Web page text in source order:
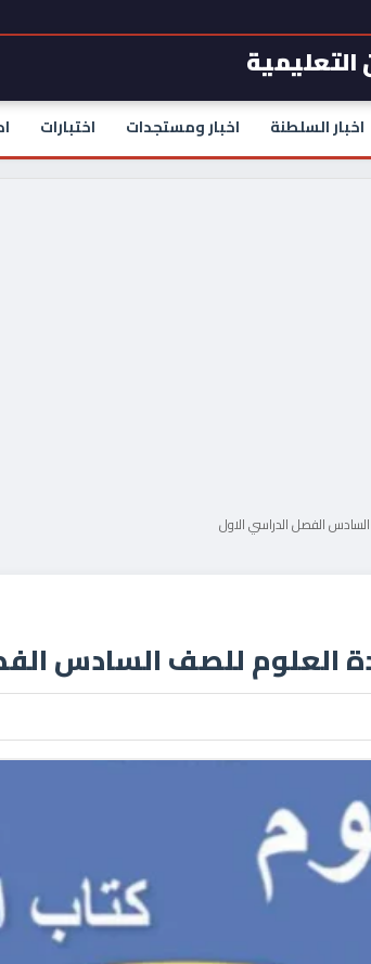
اخبار السلطنة اخبار ومستجدات اختبارات
الفصل الدراسي الاول
العلوم للصف السادس